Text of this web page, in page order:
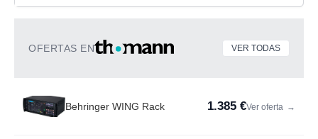
OFERTAS EN VER TODAS
Behringer WING Rack 1.385 €Ver oferta →